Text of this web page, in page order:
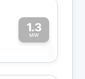
1.3
MW1